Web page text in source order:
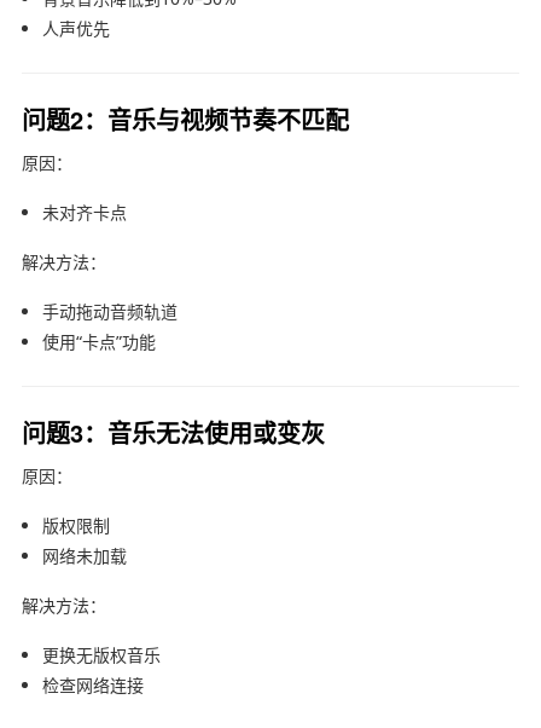
人声优先
问题2：音乐与视频节奏不匹配
原因：
未对齐卡点
解决方法：
手动拖动音频轨道
使用“卡点”功能
问题3：音乐无法使用或变灰
原因：
版权限制
网络未加载
解决方法：
更换无版权音乐
检查网络连接